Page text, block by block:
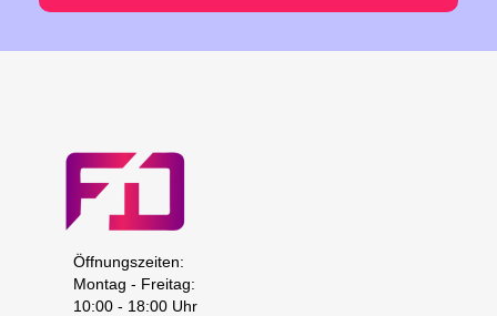
Öffnungszeiten:
Montag - Freitag:
10:00 - 18:00 Uhr